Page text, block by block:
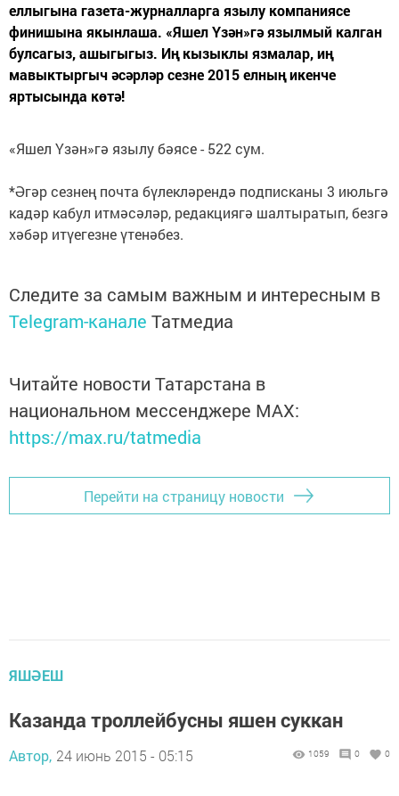
еллыгына газета-журналларга язылу компаниясе
финишына якынлаша. «Яшел Үзән»гә язылмый калган
булсагыз, ашыгыгыз. Иң кызыклы язмалар, иң
мавыктыргыч әсәрләр сезне 2015 елның икенче
яртысында көтә!
«Яшел Үзән»гә язылу бәясе - 522 сум.
*Әгәр сезнең почта бүлекләрендә подписканы 3 июльгә
кадәр кабул итмәсәләр, редакциягә шалтыратып, безгә
хәбәр итүегезне үтенәбез.
Следите за самым важным и интересным в
Telegram-канале Татмедиа
Читайте новости Татарстана в
национальном мессенджере MАХ:
https://max.ru/tatmedia
Перейти на страницу новости
ЯШӘЕШ
Казанда троллейбусны яшен суккан
Автор, 24 июнь 2015 - 05:15 1059 0 0